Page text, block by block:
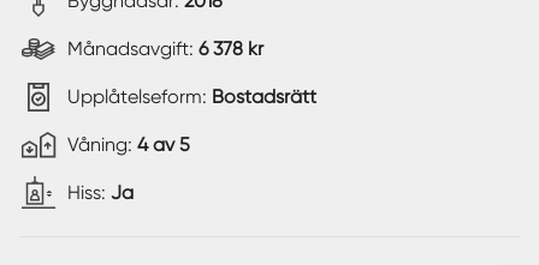
Månadsavgift: 6 378 kr
Upplåtelseform: Bostadsrätt
Våning: 4 av 5
Hiss: Ja